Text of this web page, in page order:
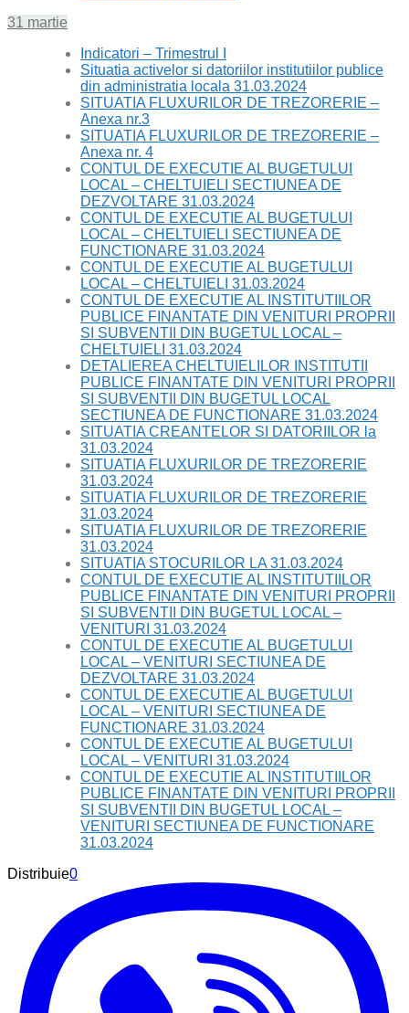
31 martie
Indicatori – Trimestrul I
Situatia activelor si datoriilor institutiilor publice
din administratia locala 31.03.2024
SITUATIA FLUXURILOR DE TREZORERIE –
Anexa nr.3
SITUATIA FLUXURILOR DE TREZORERIE –
Anexa nr. 4
CONTUL DE EXECUTIE AL BUGETULUI
LOCAL – CHELTUIELI SECTIUNEA DE
DEZVOLTARE 31.03.2024
CONTUL DE EXECUTIE AL BUGETULUI
LOCAL – CHELTUIELI SECTIUNEA DE
FUNCTIONARE 31.03.2024
CONTUL DE EXECUTIE AL BUGETULUI
LOCAL – CHELTUIELI 31.03.2024
CONTUL DE EXECUTIE AL INSTITUTIILOR
PUBLICE FINANTATE DIN VENITURI PROPRII
SI SUBVENTII DIN BUGETUL LOCAL –
CHELTUIELI 31.03.2024
DETALIEREA CHELTUIELILOR INSTITUTII
PUBLICE FINANTATE DIN VENITURI PROPRII
SI SUBVENTII DIN BUGETUL LOCAL
SECTIUNEA DE FUNCTIONARE 31.03.2024
SITUATIA CREANTELOR SI DATORIILOR la
31.03.2024
SITUATIA FLUXURILOR DE TREZORERIE
31.03.2024
SITUATIA FLUXURILOR DE TREZORERIE
31.03.2024
SITUATIA FLUXURILOR DE TREZORERIE
31.03.2024
SITUATIA STOCURILOR LA 31.03.2024
CONTUL DE EXECUTIE AL INSTITUTIILOR
PUBLICE FINANTATE DIN VENITURI PROPRII
SI SUBVENTII DIN BUGETUL LOCAL –
VENITURI 31.03.2024
CONTUL DE EXECUTIE AL BUGETULUI
LOCAL – VENITURI SECTIUNEA DE
DEZVOLTARE 31.03.2024
CONTUL DE EXECUTIE AL BUGETULUI
LOCAL – VENITURI SECTIUNEA DE
FUNCTIONARE 31.03.2024
CONTUL DE EXECUTIE AL BUGETULUI
LOCAL – VENITURI 31.03.2024
CONTUL DE EXECUTIE AL INSTITUTIILOR
PUBLICE FINANTATE DIN VENITURI PROPRII
SI SUBVENTII DIN BUGETUL LOCAL –
VENITURI SECTIUNEA DE FUNCTIONARE
31.03.2024
Distribuie0